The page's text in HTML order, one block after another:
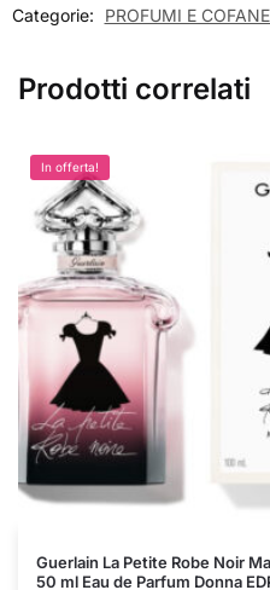
Categorie:
PROFUMI E
Prodotti correlati
In offerta!
Guerlain La Petite Robe Noir
50 ml Eau de Parfum Donna